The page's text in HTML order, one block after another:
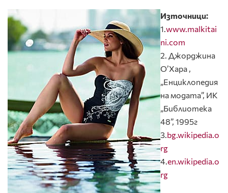
Източници:
1. www.malkitai
ni.com
2. Джорджина
О’Хара ,
„Енциклопедия
на модата”, ИК
„Библиотека
48”, 1995г
3. bg.wikipedia.o
rg
4. en.wikipedia.o
rg